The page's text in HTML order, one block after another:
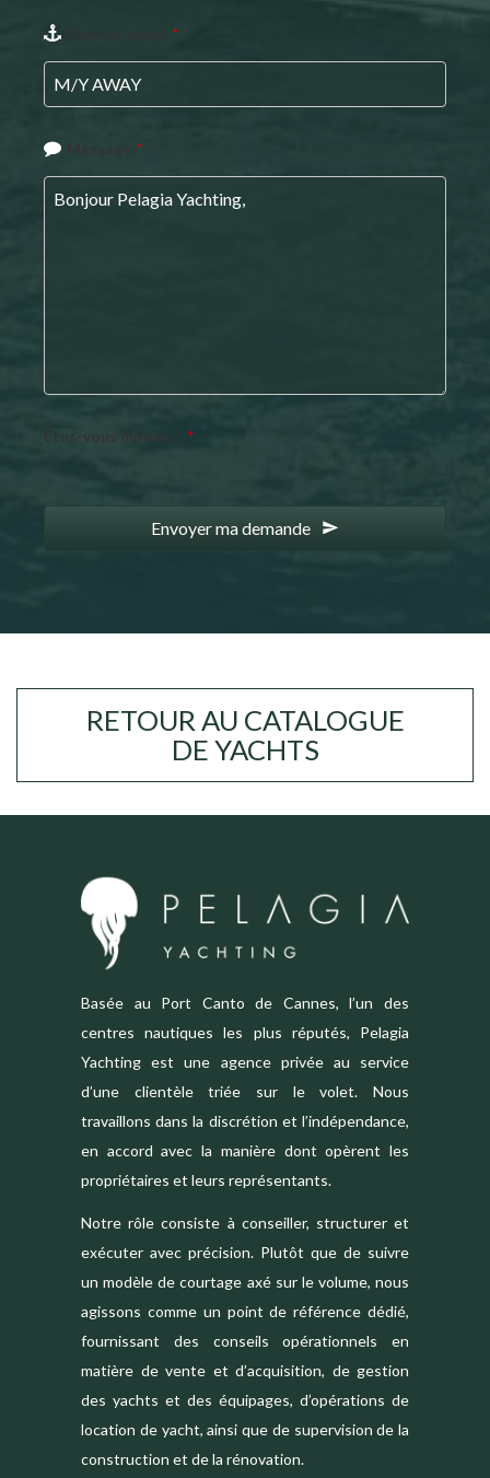
*
*
*
Envoyer ma demande
RETOUR AU CATALOGUE
DE YACHTS
Basée au Port Canto de Cannes, l’un des
centres nautiques les plus réputés, Pelagia
Yachting est une agence privée au service
d’une clientèle triée sur le volet. Nous
travaillons dans la discrétion et l’indépendance,
en accord avec la manière dont opèrent les
propriétaires et leurs représentants.
Notre rôle consiste à conseiller, structurer et
exécuter avec précision. Plutôt que de suivre
un modèle de courtage axé sur le volume, nous
agissons comme un point de référence dédié,
fournissant des conseils opérationnels en
matière de vente et d’acquisition, de gestion
des yachts et des équipages, d’opérations de
location de yacht, ainsi que de supervision de la
construction et de la rénovation.